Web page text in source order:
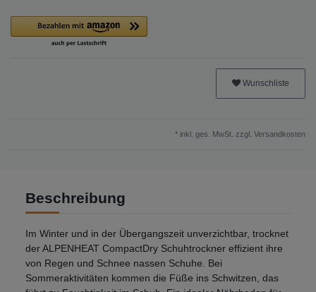
Wunschliste
* inkl. ges. MwSt. zzgl. Versandkosten
Beschreibung
Im Winter und in der Übergangszeit unverzichtbar, trocknet
der ALPENHEAT CompactDry Schuhtrockner effizient ihre
von Regen und Schnee nassen Schuhe. Bei
Sommeraktivitäten kommen die Füße ins Schwitzen, das